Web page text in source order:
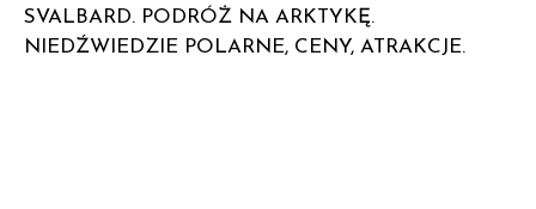
SVALBARD. PODRÓŻ NA ARKTYKĘ.
NIEDŹWIEDZIE POLARNE, CENY, ATRAKCJE.